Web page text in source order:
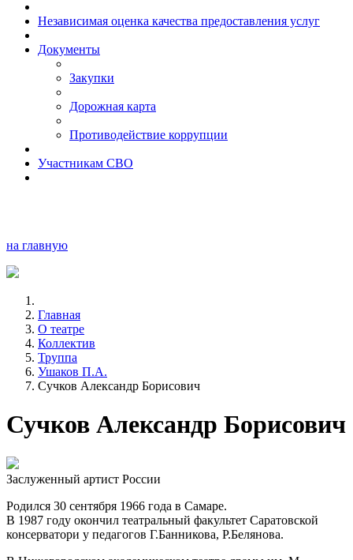
Независимая оценка качества предоставления услуг
Документы
Закупки
Дорожная карта
Противодействие коррупции
Участникам СВО
на главную
Главная
О театре
Коллектив
Труппа
Ушаков П.А.
Сучков Александр Борисович
Сучков Александр Борисович
Заслуженный артист России
Родился 30 сентября 1966 года в Самаре.
В 1987 году окончил театральный факультет Саратовской
консерватори у педагогов Г.Банникова, Р.Белянова.